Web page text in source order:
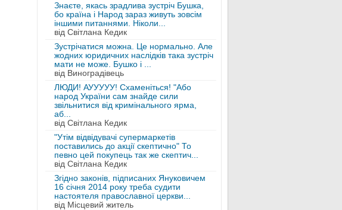
Знаєте, якась зрадлива зустріч Бушка,
бо країна і Народ зараз живуть зовсім
іншими питаннями. Ніколи...
від Світлана Кедик
Зустрічатися можна. Це нормально. Але
жодних юридичних наслідків така зустріч
мати не може. Бушко і ...
від Виноградівець
ЛЮДИ! АУУУУУ! Схаменіться! "Або
народ України сам знайде сили
звільнитися від кримінального ярма,
аб...
від Світлана Кедик
"Утім відвідувачі супермаркетів
поставились до акції скептично" То
певно цей покупець так же скептич...
від Світлана Кедик
Згідно законів, підписаних Януковичем
16 січня 2014 року треба судити
настоятеля православної церкви...
від Місцевий житель